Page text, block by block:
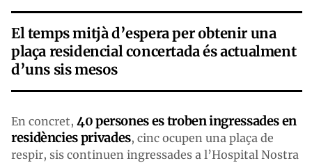
El temps mitjà d’espera per obtenir una
plaça residencial concertada és actualment
d’uns sis mesos
En concret, 40 persones es troben ingressades en
residències privades, cinc ocupen una plaça de
respir, sis continuen ingressades a l’Hospital Nostra